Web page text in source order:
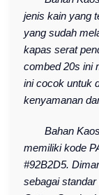
jenis kain yang
yang sudah
kapas serat
combed 20s ini
ini cocok untuk
kenyamanan
Bahan
memiliki kode
#92B2D5.
sebagai